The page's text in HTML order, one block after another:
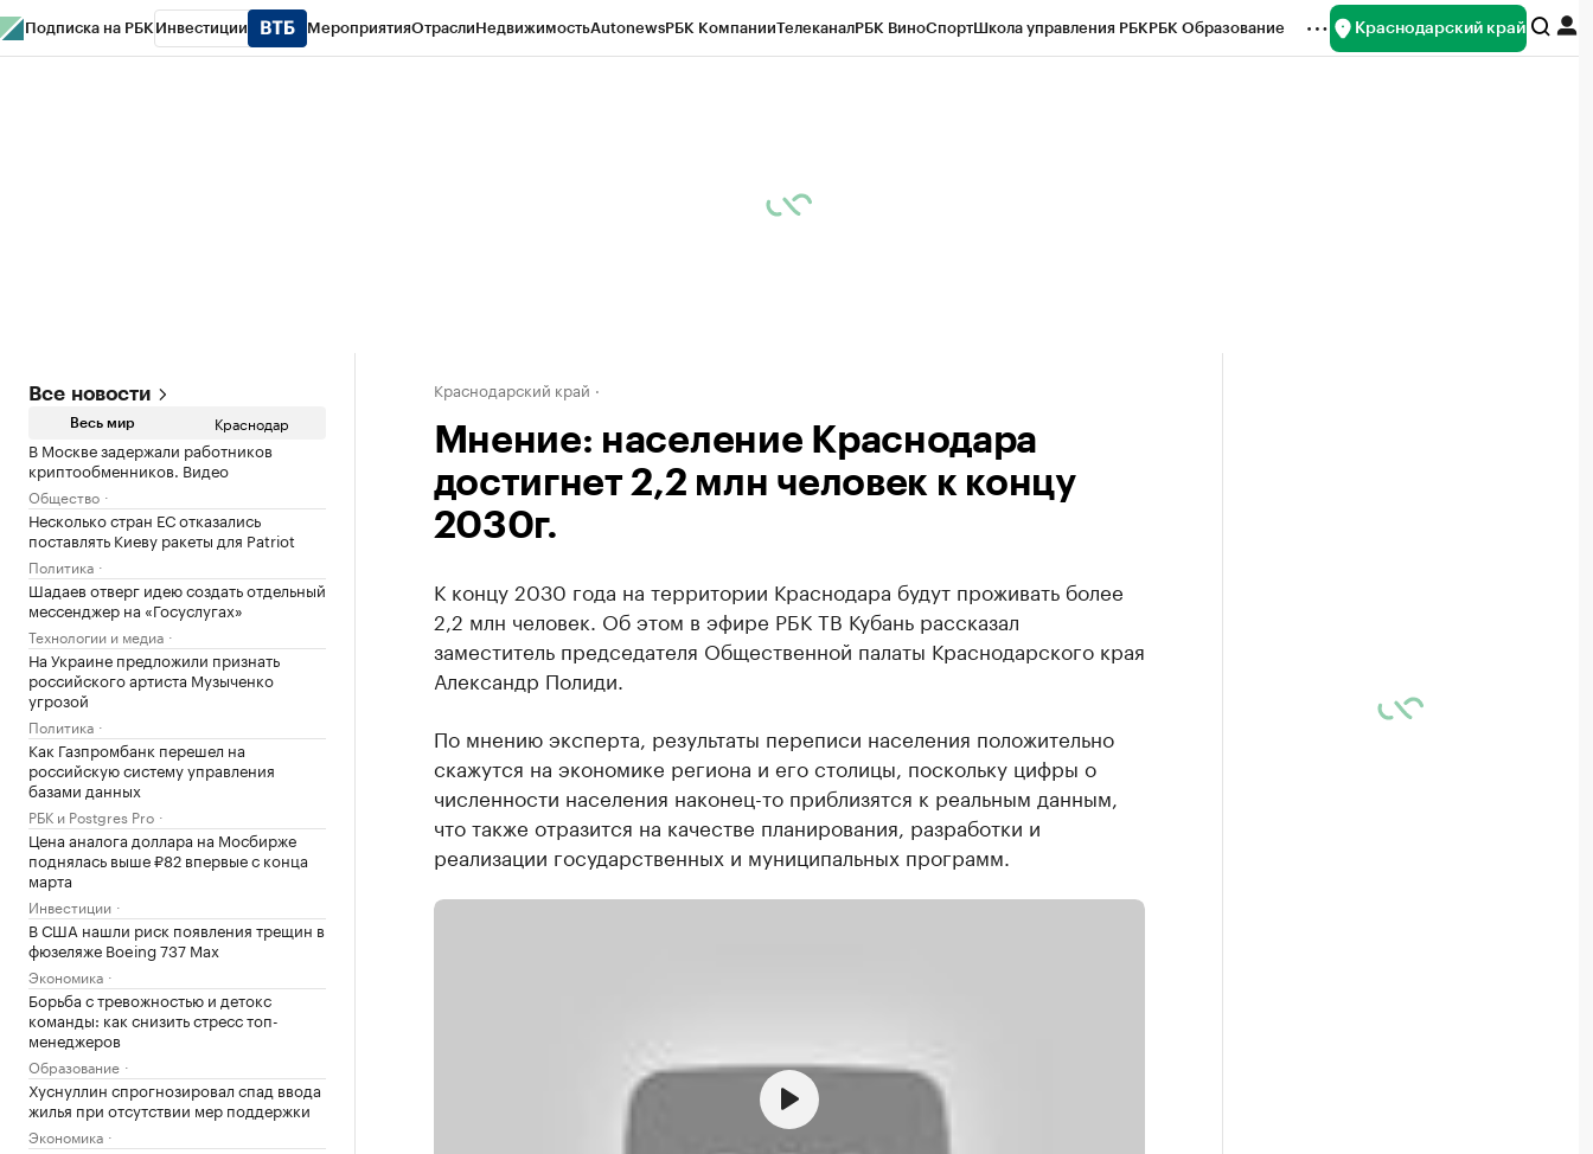
Подписка на РБК Инвестиции МероприятияОтраслиНедвижимостьAutonewsРБК КомпанииТелеканалРБК ВиноСпортШкола управления РБКРБК Образование Краснодарский край
Все новости
Весь мир Краснодар
В Москве задержали работников
криптообменников. Видео
Общество
Несколько стран ЕС отказались
поставлять Киеву ракеты для Patriot
Политика
Шадаев отверг идею создать отдельный
мессенджер на «Госуслугах»
Технологии и медиа
На Украине предложили признать
российского артиста Музыченко
угрозой
Политика
Как Газпромбанк перешел на
российскую систему управления
базами данных
РБК и Postgres Pro
Цена аналога доллара на Мосбирже
поднялась выше ₽82 впервые с конца
марта
Инвестиции
В США нашли риск появления трещин в
фюзеляже Boeing 737 Max
Экономика
Борьба с тревожностью и детокс
команды: как снизить стресс топ-
менеджеров
Образование
Хуснуллин спрогнозировал спад ввода
жилья при отсутствии мер поддержки
Экономика
Краснодарский край
Мнение: население Краснодара
достигнет 2,2 млн человек к концу
2030г.
К концу 2030 года на территории Краснодара будут проживать более
2,2 млн человек. Об этом в эфире РБК ТВ Кубань рассказал
заместитель председателя Общественной палаты Краснодарского края
Александр Полиди.
По мнению эксперта, результаты переписи населения положительно
скажутся на экономике региона и его столицы, поскольку цифры о
численности населения наконец-то приблизятся к реальным данным,
что также отразится на качестве планирования, разработки и
реализации государственных и муниципальных программ.